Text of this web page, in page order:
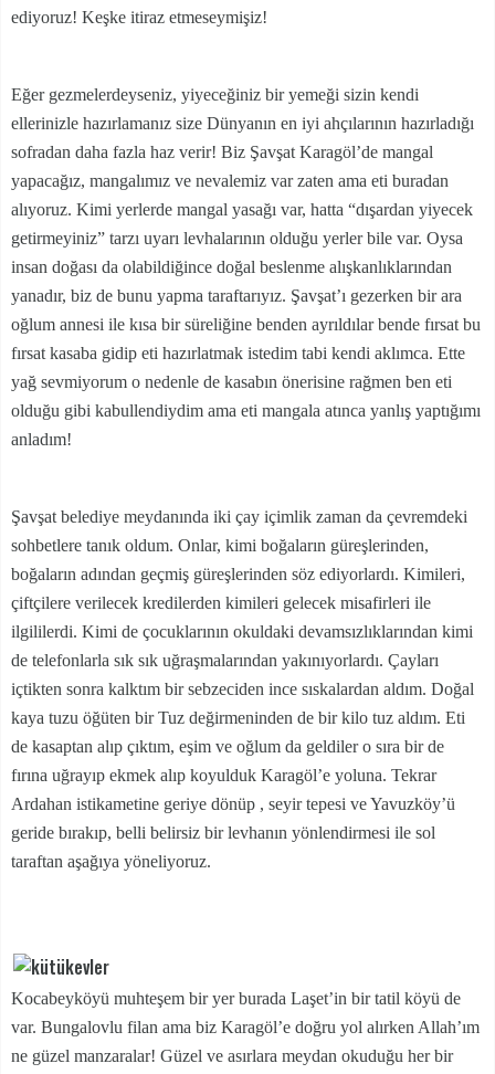
ediyoruz! Keşke itiraz etmeseymişiz!
Eğer gezmelerdeyseniz, yiyeceğiniz bir yemeği sizin kendi
ellerinizle hazırlamanız size Dünyanın en iyi ahçılarının hazırladığı
sofradan daha fazla haz verir! Biz Şavşat Karagöl’de mangal
yapacağız, mangalımız ve nevalemiz var zaten ama eti buradan
alıyoruz. Kimi yerlerde mangal yasağı var, hatta “dışardan yiyecek
getirmeyiniz” tarzı uyarı levhalarının olduğu yerler bile var. Oysa
insan doğası da olabildiğince doğal beslenme alışkanlıklarından
yanadır, biz de bunu yapma taraftarıyız. Şavşat’ı gezerken bir ara
oğlum annesi ile kısa bir süreliğine benden ayrıldılar bende fırsat bu
fırsat kasaba gidip eti hazırlatmak istedim tabi kendi aklımca. Ette
yağ sevmiyorum o nedenle de kasabın önerisine rağmen ben eti
olduğu gibi kabullendiydim ama eti mangala atınca yanlış yaptığımı
anladım!
Şavşat belediye meydanında iki çay içimlik zaman da çevremdeki
sohbetlere tanık oldum. Onlar, kimi boğaların güreşlerinden,
boğaların adından geçmiş güreşlerinden söz ediyorlardı. Kimileri,
çiftçilere verilecek kredilerden kimileri gelecek misafirleri ile
ilgililerdi. Kimi de çocuklarının okuldaki devamsızlıklarından kimi
de telefonlarla sık sık uğraşmalarından yakınıyorlardı. Çayları
içtikten sonra kalktım bir sebzeciden ince sıskalardan aldım. Doğal
kaya tuzu öğüten bir Tuz değirmeninden de bir kilo tuz aldım. Eti
de kasaptan alıp çıktım, eşim ve oğlum da geldiler o sıra bir de
fırına uğrayıp ekmek alıp koyulduk Karagöl’e yoluna. Tekrar
Ardahan istikametine geriye dönüp , seyir tepesi ve Yavuzköy’ü
geride bırakıp, belli belirsiz bir levhanın yönlendirmesi ile sol
taraftan aşağıya yöneliyoruz.
Kocabeyköyü muhteşem bir yer burada Laşet’in bir tatil köyü de
var. Bungalovlu filan ama biz Karagöl’e doğru yol alırken Allah’ım
ne güzel manzaralar! Güzel ve asırlara meydan okuduğu her bir